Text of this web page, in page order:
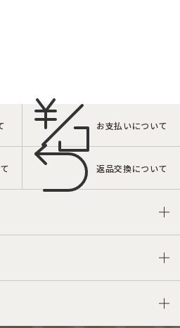
お支払いについて
返品交換について